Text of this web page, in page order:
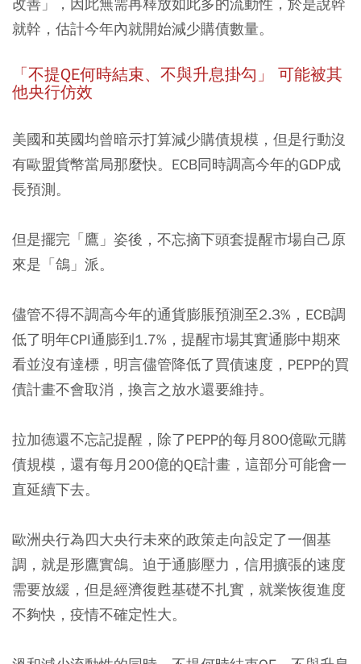
就幹，估計今年內就開始減少購債數量。
「不提QE何時結束、不與升息掛勾」 可能被其
他央行仿效
美國和英國均曾暗示打算減少購債規模，但是行動沒
有歐盟貨幣當局那麼快。ECB同時調高今年的GDP成
長預測。
但是擺完「鷹」姿後，不忘摘下頭套提醒市場自己原
來是「鴿」派。
儘管不得不調高今年的通貨膨脹預測至2.3%，ECB調
低了明年CPI通膨到1.7%，提醒市場其實通膨中期來
看並沒有達標，明言儘管降低了買債速度，PEPP的買
債計畫不會取消，換言之放水還要維持。
拉加德還不忘記提醒，除了PEPP的每月800億歐元購
債規模，還有每月200億的QE計畫，這部分可能會一
直延續下去。
歐洲央行為四大央行未來的政策走向設定了一個基
調，就是形鷹實鴿。迫于通膨壓力，信用擴張的速度
需要放緩，但是經濟復甦基礎不扎實，就業恢復進度
不夠快，疫情不確定性大。